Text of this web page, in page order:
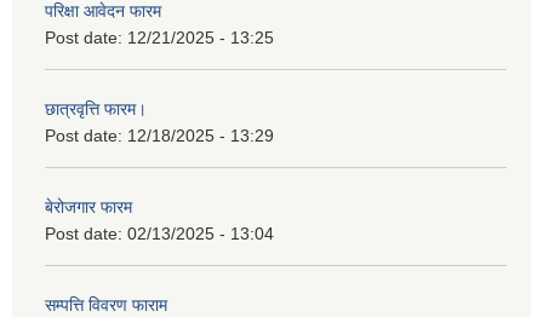
परिक्षा आवेदन फारम
Post date: 12/21/2025 - 13:25
छात्रवृत्ति फारम।
Post date: 12/18/2025 - 13:29
बेरोजगार फारम
Post date: 02/13/2025 - 13:04
सम्पत्ति विवरण फाराम